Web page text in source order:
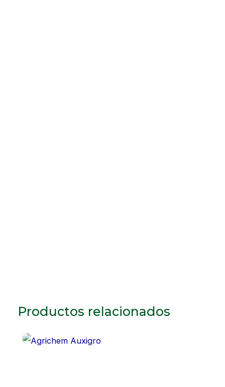
Productos relacionados